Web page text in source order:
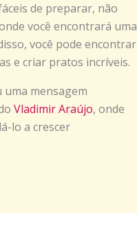
de preparar, não
você encontrará uma
você pode encontrar
e criar pratos incríveis.
mensagem
Vladimir Araújo, onde
lo a crescer